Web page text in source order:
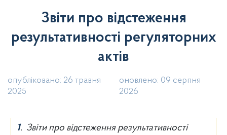
Звіти про відстеження
результативності регуляторних
актів
опубліковано: 26 травня
2025
оновлено: 09 серпня
2026
1. Звіти про відстеження результативності